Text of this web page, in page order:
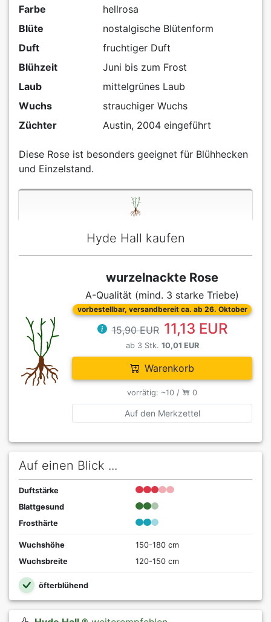
Farbe
hellrosa
Blüte
nostalgische Blütenform
Duft
fruchtiger Duft
Blühzeit
Juni bis zum Frost
Laub
mittelgrünes Laub
Wuchs
strauchiger Wuchs
Züchter
Austin, 2004 eingeführt
Diese Rose ist besonders geeignet für Blühhecken
und Einzelstand.
Hyde Hall kaufen
wurzelnackte Rose
A-Qualität (mind. 3 starke Triebe)
vorbestellbar, versandbereit ca. ab 26. Oktober
15,90 EUR 11,13 EUR
ab 3 Stk. 10,01 EUR
Warenkorb
vorrätig: ~10 / 0
Auf den Merkzettel
Auf einen Blick ...
Duftstärke
Blattgesund
Frosthärte
Wuchshöhe
150-180 cm
Wuchsbreite
120-150 cm
öfterblühend